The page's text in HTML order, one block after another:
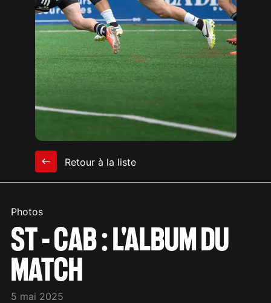
Retour à la liste
Photos
ST - CAB : L'ALBUM DU
MATCH
5 mai 2025